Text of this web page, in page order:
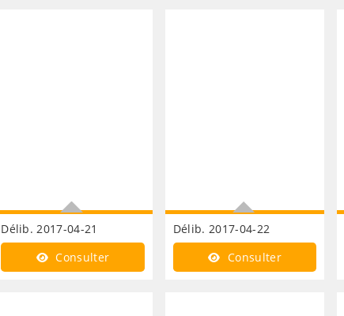
Délib. 2017-04-21
Finances exonération CFE
Consulter
Délib. 2017-04-22
Finances durée
exonération cfe
Consulter